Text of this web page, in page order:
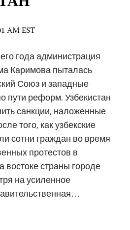
AM EST
года администрация
Каримова пыталась
Союз и западные
пути реформ. Узбекистан
санкции, наложенные
того, как узбекские
сотни граждан во время
протестов в
востоке страны городе
на усиленное